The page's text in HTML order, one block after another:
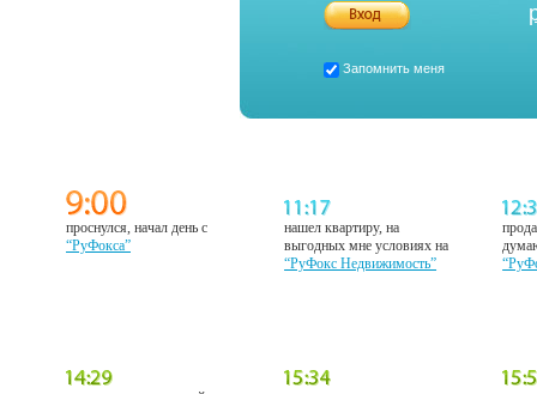
Запомнить меня
проснулся, начал день с
“РуФокса”
нашел квартиру, на
выгодных мне условиях на
“РуФокс Недвижимость”